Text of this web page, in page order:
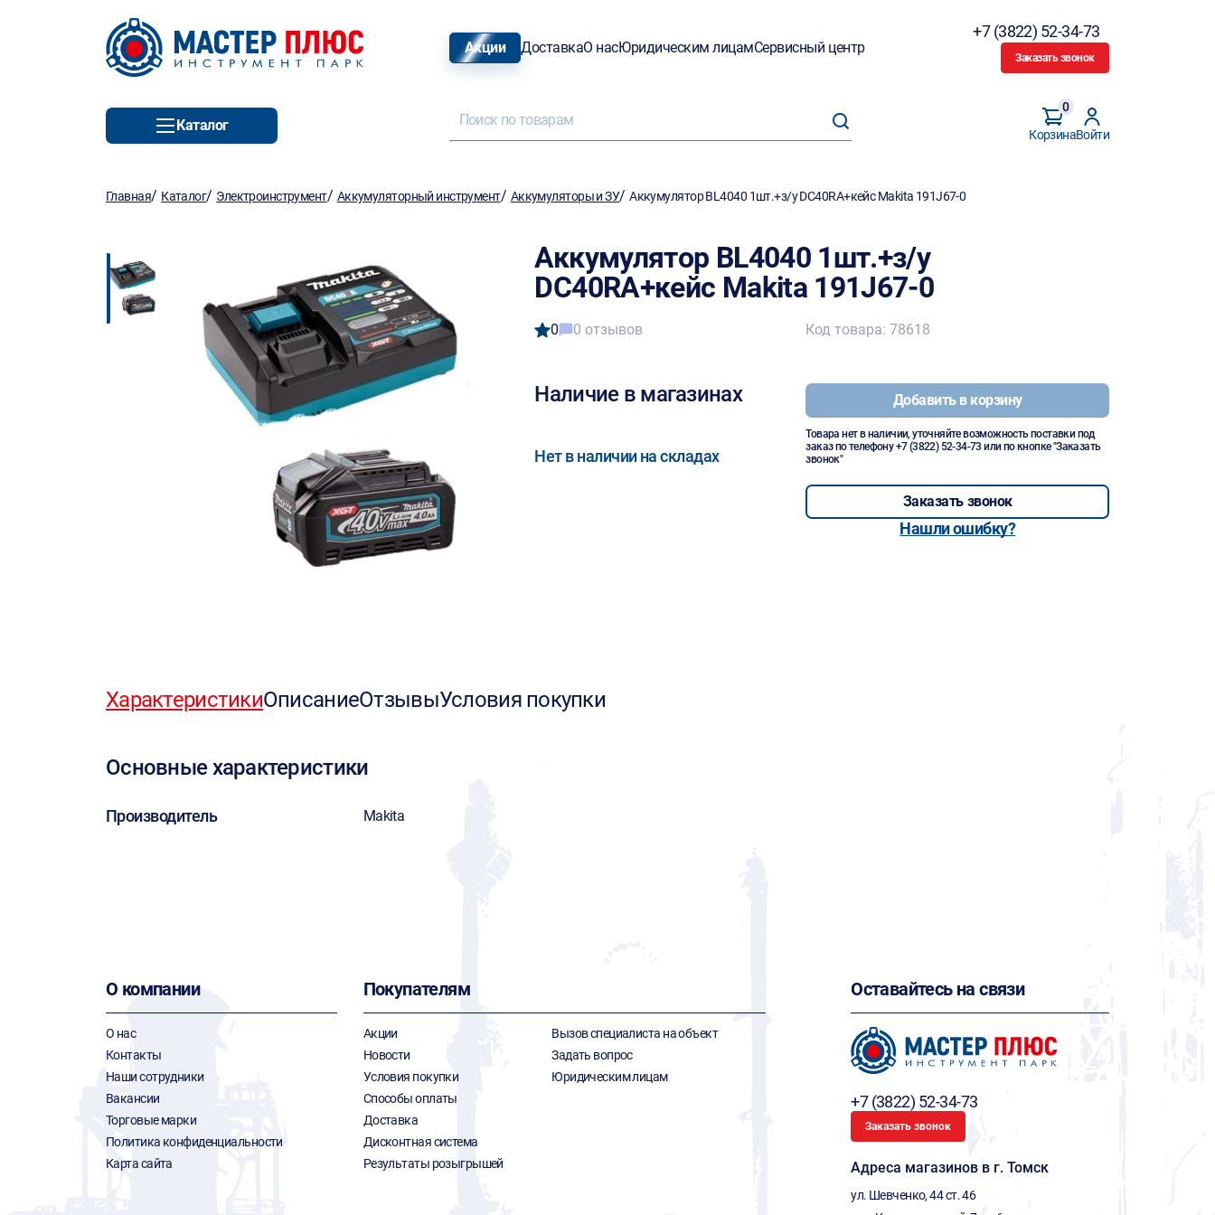
Акции ДоставкаО насЮридическим лицамСервисный центр
+7 (3822) 52-34-73
Заказать звонок
Каталог
Корзина
0
Войти
Главная/ Каталог/ Электроинструмент/ Аккумуляторный инструмент/ Аккумуляторы и ЗУ/Аккумулятор BL4040 1шт.+з/у DC40RA+кейс Makita 191J67-0
Аккумулятор BL4040 1шт.+з/у
DC40RA+кейс Makita 191J67-0
0 0 отзывов
Наличие в магазинах
Нет в наличии на складах
Код товара: 78618
Добавить в корзину
Товара нет в наличии, уточняйте возможность поставки под
заказ по телефону+7 (3822) 52-34-73 или по кнопке "Заказать
звонок"
Заказать звонок
Нашли ошибку?
ХарактеристикиОписаниеОтзывыУсловия покупки
Основные характеристики
Производитель Makita
О компании
О нас
Контакты
Наши сотрудники
Вакансии
Торговые марки
Политика конфиденциальности
Карта сайта
Покупателям
Акции
Новости
Условия покупки
Способы оплаты
Доставка
Дисконтная система
Результаты розыгрышей
Вызов специалиста на объект
Задать вопрос
Юридическим лицам
Оставайтесь на связи
+7 (3822) 52-34-73
Заказать звонок
Адреса магазинов в г. Томск
ул. Шевченко, 44 ст. 46